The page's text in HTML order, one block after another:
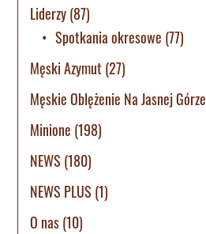
Liderzy(87)
Spotkania okresowe (77)
Męski Azymut (27)
Męskie Oblężenie Na Jasnej Górze
Minione (198)
NEWS (180)
NEWS PLUS (1)
O nas(10)